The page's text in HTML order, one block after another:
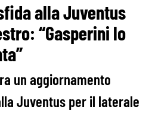
alla Juventus
“Gasperini lo
un aggiornamento
Juventus per il laterale